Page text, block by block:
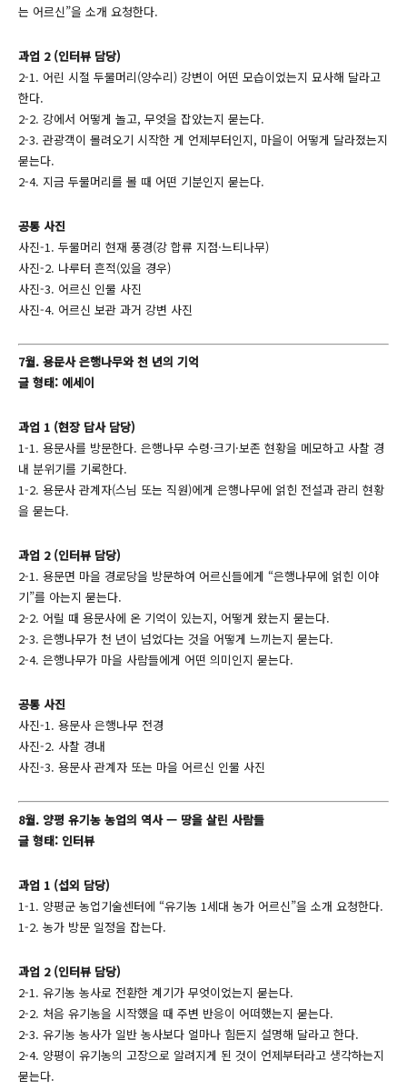
는 어르신”을 소개 요청한다.
과업 2 (인터뷰 담당)
2-1. 어린 시절 두물머리(양수리) 강변이 어떤 모습이었는지 묘사해 달라고
한다.
2-2. 강에서 어떻게 놀고, 무엇을 잡았는지 묻는다.
2-3. 관광객이 몰려오기 시작한 게 언제부터인지, 마을이 어떻게 달라졌는지
묻는다.
2-4. 지금 두물머리를 볼 때 어떤 기분인지 묻는다.
공통 사진
사진-1. 두물머리 현재 풍경(강 합류 지점·느티나무)
사진-2. 나루터 흔적(있을 경우)
사진-3. 어르신 인물 사진
사진-4. 어르신 보관 과거 강변 사진
7월. 용문사 은행나무와 천 년의 기억
글 형태: 에세이
과업 1 (현장 답사 담당)
1-1. 용문사를 방문한다. 은행나무 수령·크기·보존 현황을 메모하고 사찰 경
내 분위기를 기록한다.
1-2. 용문사 관계자(스님 또는 직원)에게 은행나무에 얽힌 전설과 관리 현황
을 묻는다.
과업 2 (인터뷰 담당)
2-1. 용문면 마을 경로당을 방문하여 어르신들에게 “은행나무에 얽힌 이야
기”를 아는지 묻는다.
2-2. 어릴 때 용문사에 온 기억이 있는지, 어떻게 왔는지 묻는다.
2-3. 은행나무가 천 년이 넘었다는 것을 어떻게 느끼는지 묻는다.
2-4. 은행나무가 마을 사람들에게 어떤 의미인지 묻는다.
공통 사진
사진-1. 용문사 은행나무 전경
사진-2. 사찰 경내
사진-3. 용문사 관계자 또는 마을 어르신 인물 사진
8월. 양평 유기농 농업의 역사 — 땅을 살린 사람들
글 형태: 인터뷰
과업 1 (섭외 담당)
1-1. 양평군 농업기술센터에 “유기농 1세대 농가 어르신”을 소개 요청한다.
1-2. 농가 방문 일정을 잡는다.
과업 2 (인터뷰 담당)
2-1. 유기농 농사로 전환한 계기가 무엇이었는지 묻는다.
2-2. 처음 유기농을 시작했을 때 주변 반응이 어떠했는지 묻는다.
2-3. 유기농 농사가 일반 농사보다 얼마나 힘든지 설명해 달라고 한다.
2-4. 양평이 유기농의 고장으로 알려지게 된 것이 언제부터라고 생각하는지
묻는다.